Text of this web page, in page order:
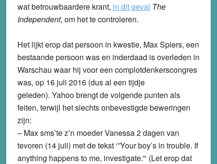
wat betrouwbaardere krant, in dit geval The
Independent, om het te controleren.
Het lijkt erop dat persoon in kwestie, Max Spiers, een
bestaande persoon was en inderdaad is overleden in
Warschau waar hij voor een complotdenkerscongres
was, op 16 juli 2016 (dus al een tijdje
geleden). Yahoo brengt de volgende punten als
feiten, terwijl het slechts onbevestigde beweringen
zijn:
– Max sms’te z’n moeder Vanessa 2 dagen van
tevoren (14 juli) met de tekst ‘”Your boy’s in trouble. If
anything happens to me, investigate.”‘ (Let erop dat